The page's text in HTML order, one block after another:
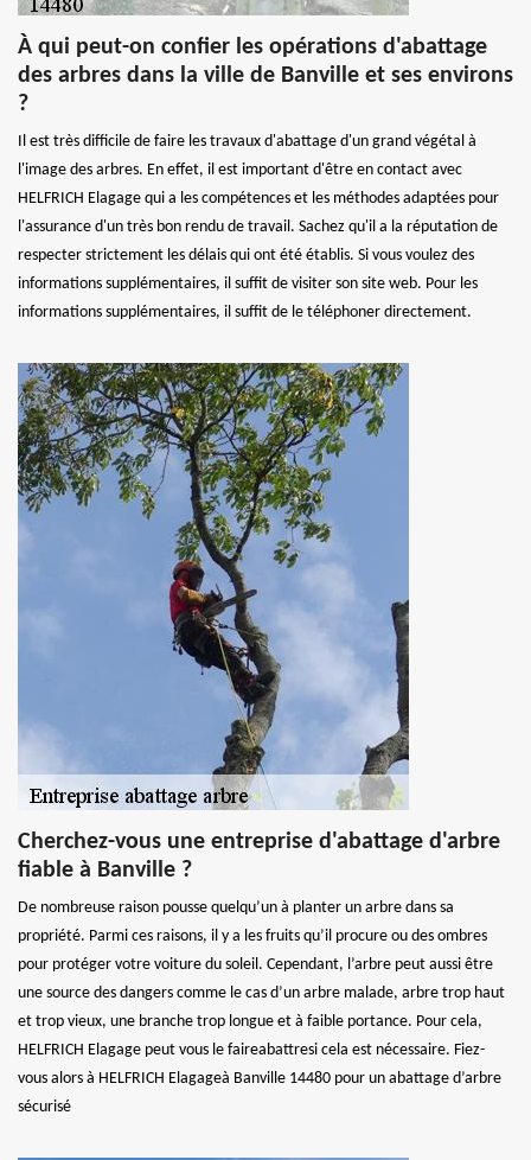
À qui peut-on confier les opérations d'abattage
des arbres dans la ville de Banville et ses environs
?
Il est très difficile de faire les travaux d'abattage d'un grand végétal à
l'image des arbres. En effet, il est important d'être en contact avec
HELFRICH Elagage qui a les compétences et les méthodes adaptées pour
l'assurance d'un très bon rendu de travail. Sachez qu'il a la réputation de
respecter strictement les délais qui ont été établis. Si vous voulez des
informations supplémentaires, il suffit de visiter son site web. Pour les
informations supplémentaires, il suffit de le téléphoner directement.
Cherchez-vous une entreprise d'abattage d'arbre
fiable à Banville ?
De nombreuse raison pousse quelqu’un à planter un arbre dans sa
propriété. Parmi ces raisons, il y a les fruits qu’il procure ou des ombres
pour protéger votre voiture du soleil. Cependant, l’arbre peut aussi être
une source des dangers comme le cas d’un arbre malade, arbre trop haut
et trop vieux, une branche trop longue et à faible portance. Pour cela,
HELFRICH Elagage peut vous le faireabattresi cela est nécessaire. Fiez-
vous alors à HELFRICH Elagageà Banville 14480 pour un abattage d’arbre
sécurisé